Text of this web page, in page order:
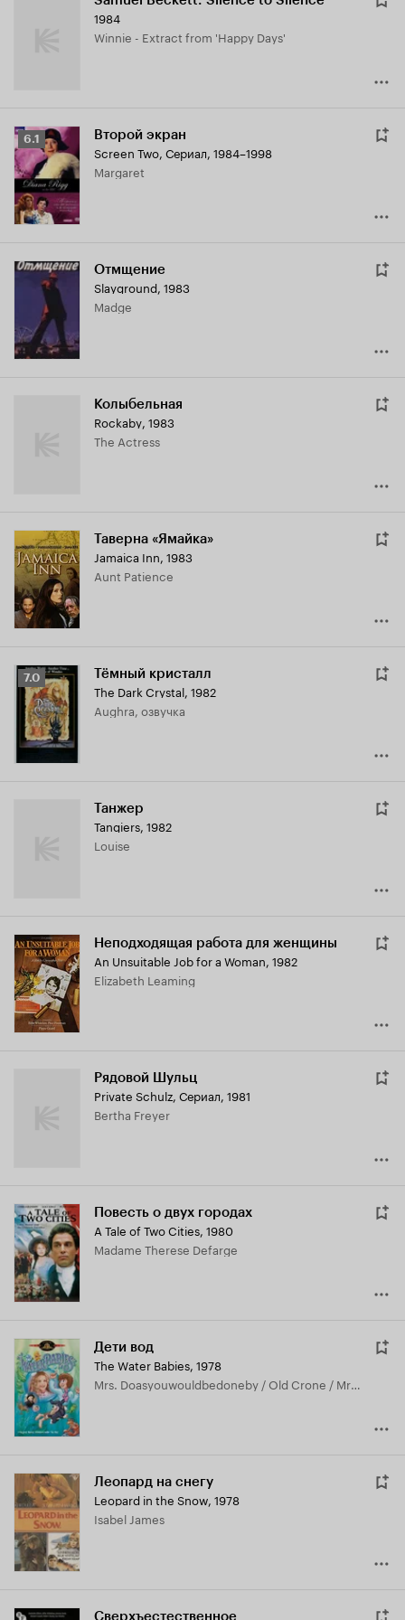
1984
Winnie - Extract from 'Happy Days'
Рейтинг
Кинопоиска
6.1
6.1 Второй экран
Screen Two, Сериал, 1984–1998
Margaret
Отмщение
Slayground, 1983
Madge
Колыбельная
Rockaby, 1983
The Actress
Таверна «Ямайка»
Jamaica Inn, 1983
Aunt Patience
Рейтинг
Кинопоиска
7.0
7.0 Тёмный кристалл
The Dark Crystal, 1982
Aughra, озвучка
Танжер
Tangiers, 1982
Louise
Неподходящая работа для женщины
An Unsuitable Job for a Woman, 1982
Elizabeth Leaming
Рядовой Шульц
Private Schulz, Сериал, 1981
Bertha Freyer
Повесть о двух городах
A Tale of Two Cities, 1980
Madame Therese Defarge
Дети вод
The Water Babies, 1978
Mrs. Doasyouwouldbedoneby / Old Crone / Mrs. Tripp / Woman in Black / Water Babies 'Gate Keeper'
Леопард на снегу
Leopard in the Snow, 1978
Isabel James
Сверхъестественное